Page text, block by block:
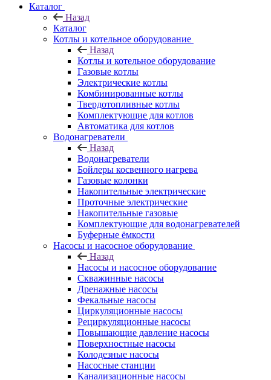
Каталог
Назад
Каталог
Котлы и котельное оборудование
Назад
Котлы и котельное оборудование
Газовые котлы
Электрические котлы
Комбинированные котлы
Твердотопливные котлы
Комплектующие для котлов
Автоматика для котлов
Водонагреватели
Назад
Водонагреватели
Бойлеры косвенного нагрева
Газовые колонки
Накопительные электрические
Проточные электрические
Накопительные газовые
Комплектующие для водонагревателей
Буферные ёмкости
Насосы и насосное оборудование
Назад
Насосы и насосное оборудование
Скважинные насосы
Дренажные насосы
Фекальные насосы
Циркуляционные насосы
Рециркуляционные насосы
Повышающие давление насосы
Поверхностные насосы
Колодезные насосы
Насосные станции
Канализационные насосы